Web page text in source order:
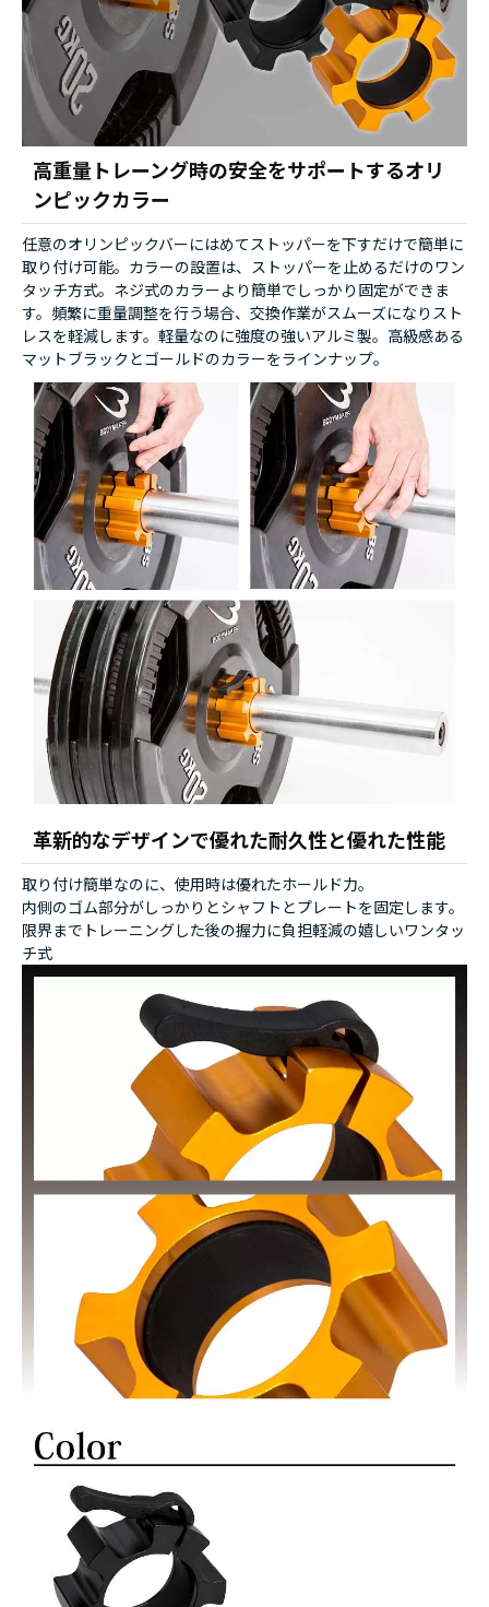
高重量トレーング時の安全をサポートするオリ
ンピックカラー
任意のオリンピックバーにはめてストッパーを下すだけで簡単に
取り付け可能。カラーの設置は、ストッパーを止めるだけのワン
タッチ方式。ネジ式のカラーより簡単でしっかり固定ができま
す。頻繁に重量調整を行う場合、交換作業がスムーズになりスト
レスを軽減します。軽量なのに強度の強いアルミ製。高級感ある
マットブラックとゴールドのカラーをラインナップ。
革新的なデザインで優れた耐久性と優れた性能
取り付け簡単なのに、使用時は優れたホールド力。
内側のゴム部分がしっかりとシャフトとプレートを固定します。
限界までトレーニングした後の握力に負担軽減の嬉しいワンタッ
チ式